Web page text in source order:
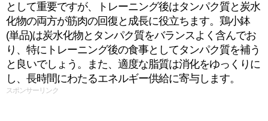
として重要ですが、トレーニング後はタンパク質と炭水
化物の両方が筋肉の回復と成長に役立ちます。鶏小鉢
(単品)は炭水化物とタンパク質をバランスよく含んでお
り、特にトレーニング後の食事としてタンパク質を補う
と良いでしょう。また、適度な脂質は消化をゆっくりに
し、長時間にわたるエネルギー供給に寄与します。
スポンサーリンク